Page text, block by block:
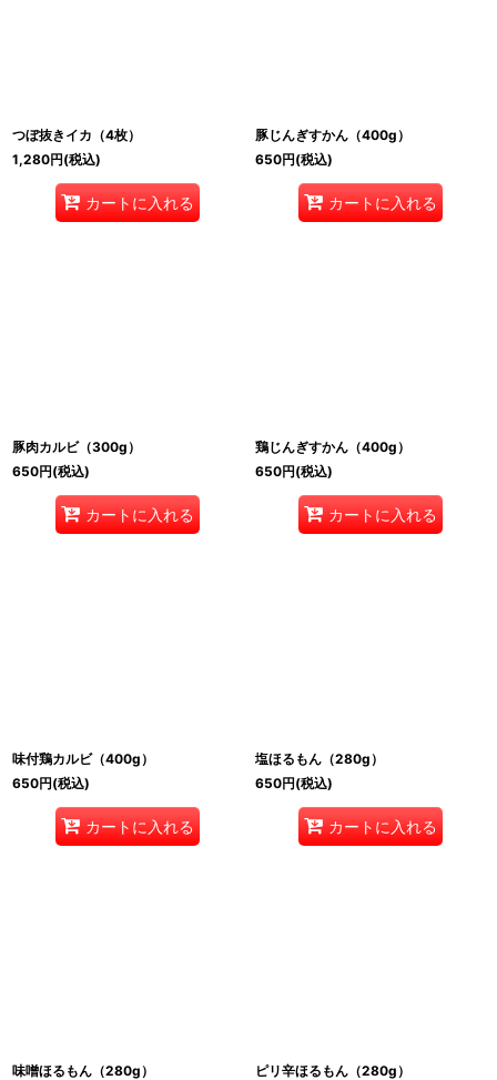
つぼ抜きイカ（4枚）
1,280円(税込)
カートに入れる
豚じんぎすかん（400g）
650円(税込)
カートに入れる
豚肉カルビ（300g）
650円(税込)
カートに入れる
鶏じんぎすかん（400g）
650円(税込)
カートに入れる
味付鶏カルビ（400g）
650円(税込)
カートに入れる
塩ほるもん（280g）
650円(税込)
カートに入れる
味噌ほるもん（280g）
ピリ辛ほるもん（280g）